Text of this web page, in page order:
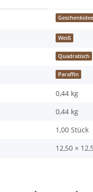
Weiß
Quadratisch
Paraffin
0,44 kg
0,44 kg
1,00 Stück
12,50 ×